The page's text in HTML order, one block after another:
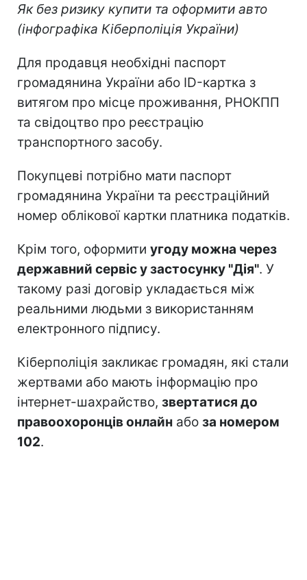
Як без ризику купити та оформити авто
(інфографіка Кіберполіція України)
Для продавця необхідні паспорт
громадянина України або ID-картка з
витягом про місце проживання, РНОКПП
та свідоцтво про реєстрацію
транспортного засобу.
Покупцеві потрібно мати паспорт
громадянина України та реєстраційний
номер облікової картки платника податків.
Крім того, оформити угоду можна через
державний сервіс у застосунку "Дія". У
такому разі договір укладається між
реальними людьми з використанням
електронного підпису.
Кіберполіція закликає громадян, які стали
жертвами або мають інформацію про
інтернет-шахрайство, звертатися до
правоохоронців онлайн або за номером
102.